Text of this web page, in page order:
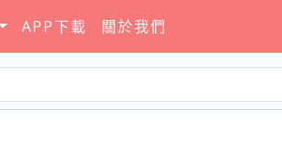
APP下載 關於我們